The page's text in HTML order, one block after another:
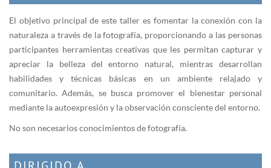
El objetivo principal de este taller es fomentar la conexión con la
naturaleza a través de la fotografía, proporcionando a las personas
participantes herramientas creativas que les permitan capturar y
apreciar la belleza del entorno natural, mientras desarrollan
habilidades y técnicas básicas en un ambiente relajado y
comunitario. Además, se busca promover el bienestar personal
mediante la autoexpresión y la observación consciente del entorno.
No son necesarios conocimientos de fotografía.